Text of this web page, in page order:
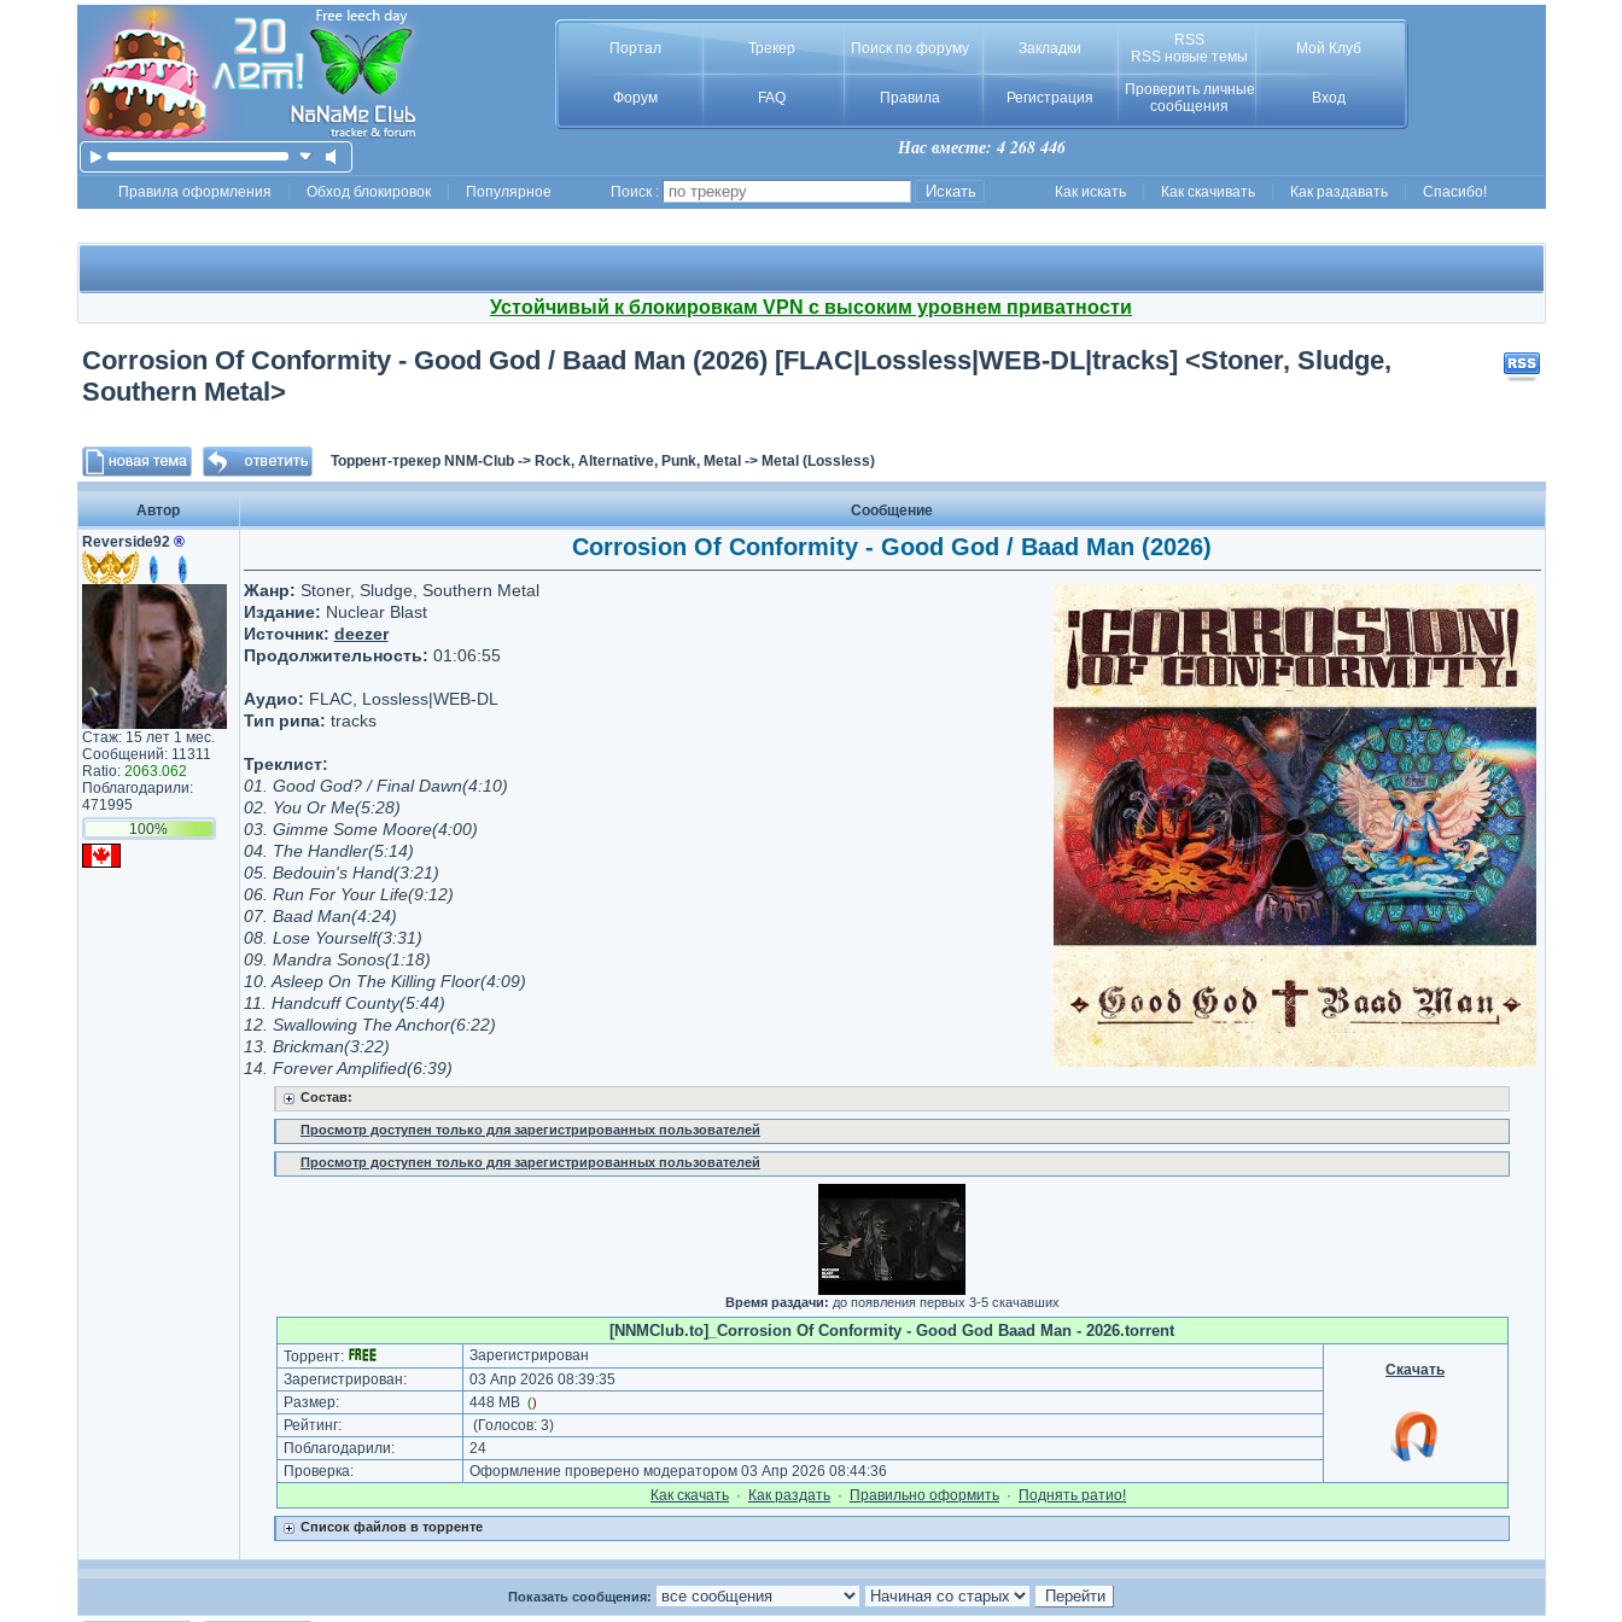
Портал Трекер Поиск по форуму Закладки
RSS
RSS новые темы
Мой Клуб
Форум FAQ Правила Регистрация
Проверить личные
сообщения
Вход
Нас вместе: 4 268 446
Правила оформления Обход блокировок Популярное Поиск : Как искать Как скачивать Как раздавать Спасибо!
Устойчивый к блокировкам VPN с высоким уровнем приватности
Corrosion Of Conformity - Good God / Baad Man (2026) [FLAC|Lossless|WEB-DL|tracks] <Stoner, Sludge,
Southern Metal>
Торрент-трекер NNM-Club-> Rock, Alternative, Punk, Metal -> Metal (Lossless)
Автор
Сообщение
Reverside92 ®
Стаж: 15 лет 1 мес.
Сообщений: 11311
Ratio: 2063.062
Поблагодарили:
471995
100%
Corrosion Of Conformity - Good God / Baad Man (2026)
Жанр: Stoner, Sludge, Southern Metal
Издание: Nuclear Blast
Источник: deezer
Продолжительность: 01:06:55
Аудио: FLAC, Lossless|WEB-DL
Тип рипа: tracks
Треклист:
01. Good God? / Final Dawn(4:10)
02. You Or Me(5:28)
03. Gimme Some Moore(4:00)
04. The Handler(5:14)
05. Bedouin's Hand(3:21)
06. Run For Your Life(9:12)
07. Baad Man(4:24)
08. Lose Yourself(3:31)
09. Mandra Sonos(1:18)
10. Asleep On The Killing Floor(4:09)
11. Handcuff County(5:44)
12. Swallowing The Anchor(6:22)
13. Brickman(3:22)
14. Forever Amplified(6:39)
Состав:
Просмотр доступен только для зарегистрированных пользователей
Просмотр доступен только для зарегистрированных пользователей
Время раздачи: до появления первых 3-5 скачавших
[NNMClub.to]_Corrosion Of Conformity - Good God Baad Man - 2026.torrent
Торрент:
Зарегистрирован
Скачать
Зарегистрирован:
03 Апр 2026 08:39:35
Размер:
448 MB ()
Рейтинг: (Голосов: 3)
Поблагодарили:
24
Проверка:
Оформление проверено модератором 03 Апр 2026 08:44:36
Как cкачать · Как раздать · Правильно оформить · Поднять ратио!
Список файлов в торренте
Показать сообщения: